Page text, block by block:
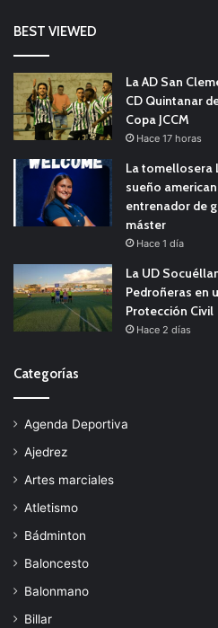
BEST VIEWED
La AD San
CD Quintanar
Copa JCCM
Hace 17 horas
La tomellosera
sueño
entrenador de
máster
Hace 1 día
La UD
Pedroñeras en
Protección Civil
Hace 2 días
Categorías
Agenda Deportiva
Ajedrez
Artes marciales
Atletismo
Bádminton
Baloncesto
Balonmano
Billar